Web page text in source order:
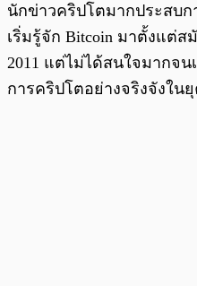
นักข่าวคริปโตมากประสบ
เริ่มรู้จัก Bitcoin มาตั้งแต่ส
2011 แต่ไม่ได้สนใจมากจ
การคริปโตอย่างจริงจังใน